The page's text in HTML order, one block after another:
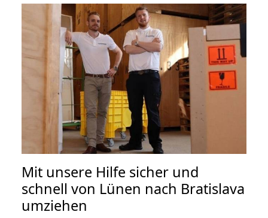
Mit unsere Hilfe sicher und
schnell von Lünen nach Bratislava
umziehen